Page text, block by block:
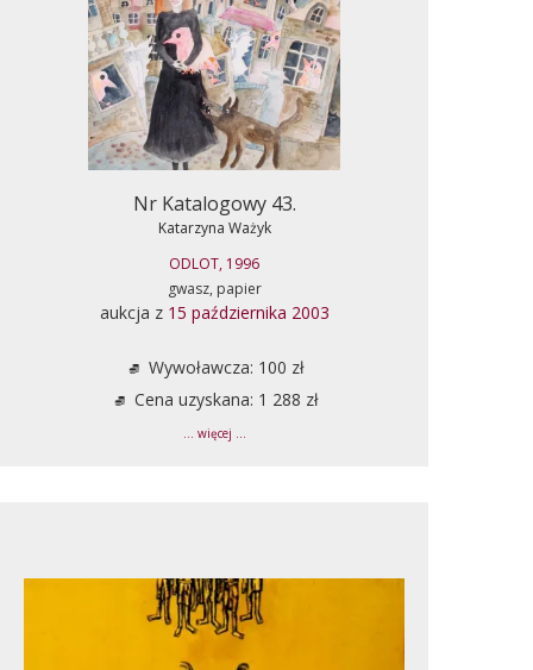
Nr Katalogowy 43.
Katarzyna Ważyk
ODLOT, 1996
gwasz, papier
aukcja z 15 października 2003
Wywoławcza: 100 zł
Cena uzyskana: 1 288 zł
... więcej ...